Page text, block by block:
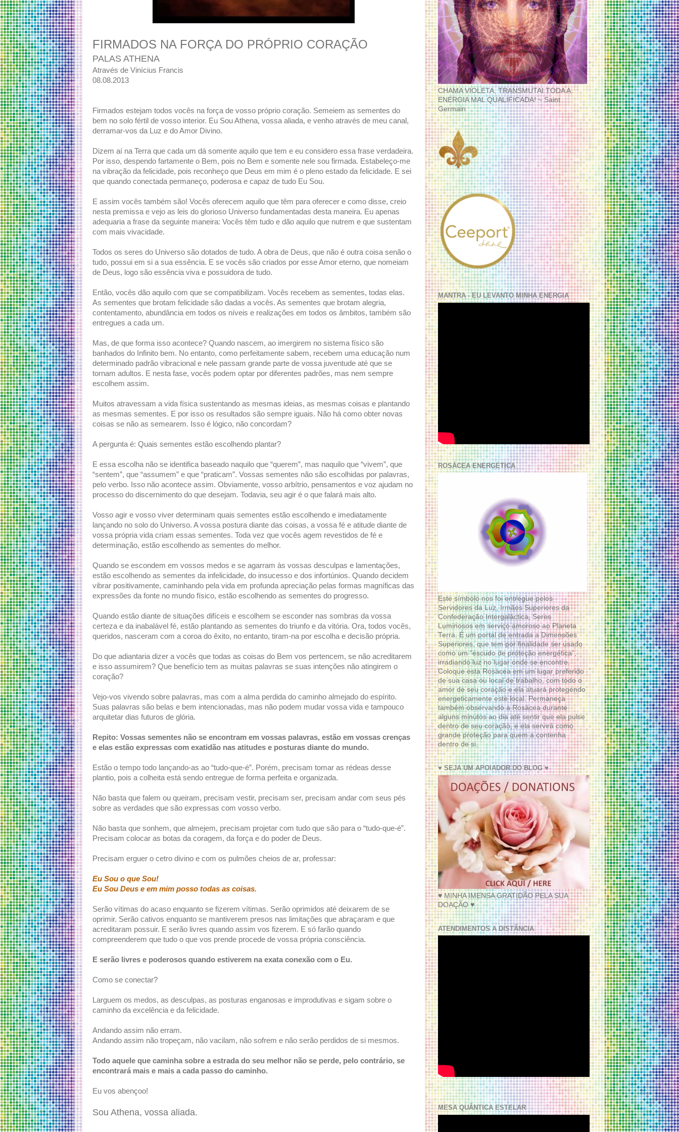
FIRMADOS NA FORÇA DO PRÓPRIO CORAÇÃO
PALAS ATHENA
Através de Vinícius Francis
08.08.2013
Firmados estejam todos vocês na força de vosso próprio coração. Semeiem as sementes do
bem no solo fértil de vosso interior. Eu Sou Athena, vossa aliada, e venho através de meu canal,
derramar-vos da Luz e do Amor Divino.
Dizem aí na Terra que cada um dá somente aquilo que tem e eu considero essa frase verdadeira.
Por isso, despendo fartamente o Bem, pois no Bem e somente nele sou firmada. Estabeleço-me
na vibração da felicidade, pois reconheço que Deus em mim é o pleno estado da felicidade. E sei
que quando conectada permaneço, poderosa e capaz de tudo Eu Sou.
E assim vocês também são! Vocês oferecem aquilo que têm para oferecer e como disse, creio
nesta premissa e vejo as leis do glorioso Universo fundamentadas desta maneira. Eu apenas
adequaria a frase da seguinte maneira: Vocês têm tudo e dão aquilo que nutrem e que sustentam
com mais vivacidade.
Todos os seres do Universo são dotados de tudo. A obra de Deus, que não é outra coisa senão o
tudo, possui em si a sua essência. E se vocês são criados por esse Amor eterno, que nomeiam
de Deus, logo são essência viva e possuidora de tudo.
Então, vocês dão aquilo com que se compatibilizam. Vocês recebem as sementes, todas elas.
As sementes que brotam felicidade são dadas a vocês. As sementes que brotam alegria,
contentamento, abundância em todos os níveis e realizações em todos os âmbitos, também são
entregues a cada um.
Mas, de que forma isso acontece? Quando nascem, ao imergirem no sistema físico são
banhados do Infinito bem. No entanto, como perfeitamente sabem, recebem uma educação num
determinado padrão vibracional e nele passam grande parte de vossa juventude até que se
tornam adultos. E nesta fase, vocês podem optar por diferentes padrões, mas nem sempre
escolhem assim.
Muitos atravessam a vida física sustentando as mesmas ideias, as mesmas coisas e plantando
as mesmas sementes. E por isso os resultados são sempre iguais. Não há como obter novas
coisas se não as semearem. Isso é lógico, não concordam?
A pergunta é: Quais sementes estão escolhendo plantar?
E essa escolha não se identifica baseado naquilo que “querem”, mas naquilo que “vivem”, que
“sentem”, que “assumem” e que “praticam”. Vossas sementes não são escolhidas por palavras,
pelo verbo. Isso não acontece assim. Obviamente, vosso arbítrio, pensamentos e voz ajudam no
processo do discernimento do que desejam. Todavia, seu agir é o que falará mais alto.
Vosso agir e vosso viver determinam quais sementes estão escolhendo e imediatamente
lançando no solo do Universo. A vossa postura diante das coisas, a vossa fé e atitude diante de
vossa própria vida criam essas sementes. Toda vez que vocês agem revestidos de fé e
determinação, estão escolhendo as sementes do melhor.
Quando se escondem em vossos medos e se agarram às vossas desculpas e lamentações,
estão escolhendo as sementes da infelicidade, do insucesso e dos infortúnios. Quando decidem
vibrar positivamente, caminhando pela vida em profunda apreciação pelas formas magníficas das
expressões da fonte no mundo físico, estão escolhendo as sementes do progresso.
Quando estão diante de situações difíceis e escolhem se esconder nas sombras da vossa
certeza e da inabalável fé, estão plantando as sementes do triunfo e da vitória. Ora, todos vocês,
queridos, nasceram com a coroa do êxito, no entanto, tiram-na por escolha e decisão própria.
Do que adiantaria dizer a vocês que todas as coisas do Bem vos pertencem, se não acreditarem
e isso assumirem? Que benefício tem as muitas palavras se suas intenções não atingirem o
coração?
Vejo-vos vivendo sobre palavras, mas com a alma perdida do caminho almejado do espírito.
Suas palavras são belas e bem intencionadas, mas não podem mudar vossa vida e tampouco
arquitetar dias futuros de glória.
Repito: Vossas sementes não se encontram em vossas palavras, estão em vossas crenças
e elas estão expressas com exatidão nas atitudes e posturas diante do mundo.
Estão o tempo todo lançando-as ao “tudo-que-é”. Porém, precisam tomar as rédeas desse
plantio, pois a colheita está sendo entregue de forma perfeita e organizada.
Não basta que falem ou queiram, precisam vestir, precisam ser, precisam andar com seus pés
sobre as verdades que são expressas com vosso verbo.
Não basta que sonhem, que almejem, precisam projetar com tudo que são para o “tudo-que-é”.
Precisam colocar as botas da coragem, da força e do poder de Deus.
Precisam erguer o cetro divino e com os pulmões cheios de ar, professar:
Eu Sou o que Sou!
Eu Sou Deus e em mim posso todas as coisas.
Serão vítimas do acaso enquanto se fizerem vítimas. Serão oprimidos até deixarem de se
oprimir. Serão cativos enquanto se mantiverem presos nas limitações que abraçaram e que
acreditaram possuir. E serão livres quando assim vos fizerem. E só farão quando
compreenderem que tudo o que vos prende procede de vossa própria consciência.
E serão livres e poderosos quando estiverem na exata conexão com o Eu.
Como se conectar?
Larguem os medos, as desculpas, as posturas enganosas e improdutivas e sigam sobre o
caminho da excelência e da felicidade.
Andando assim não erram.
Andando assim não tropeçam, não vacilam, não sofrem e não serão perdidos de si mesmos.
Todo aquele que caminha sobre a estrada do seu melhor não se perde, pelo contrário, se
encontrará mais e mais a cada passo do caminho.
Eu vos abençoo!
Sou Athena, vossa aliada.
CHAMA VIOLETA, TRANSMUTAI TODA A
ENERGIA MAL QUALIFICADA! ~ Saint
Germain
MANTRA - EU LEVANTO MINHA ENERGIA
ROSÁCEA ENERGÉTICA
Este símbolo nos foi entregue pelos
Servidores da Luz, Irmãos Superiores da
Confederação Intergaláctica, Seres
Luminosos em serviço amoroso ao Planeta
Terra. É um portal de entrada a Dimensões
Superiores, que tem por finalidade ser usado
como um “escudo de proteção energética”,
irradiando luz no lugar onde se encontre.
Coloque esta Rosácea em um lugar preferido
de sua casa ou local de trabalho, com todo o
amor de seu coração e ela atuará protegendo
energeticamente este local. Permaneça
também observando a Rosácea durante
alguns minutos ao dia até sentir que ela pulse
dentro de seu coração, e ela servirá como
grande proteção para quem a contenha
dentro de si.
♥ SEJA UM APOIADOR DO BLOG ♥
♥ MINHA IMENSA GRATIDÃO PELA SUA
DOAÇÃO ♥
ATENDIMENTOS A DISTÂNCIA
MESA QUÂNTICA ESTELAR